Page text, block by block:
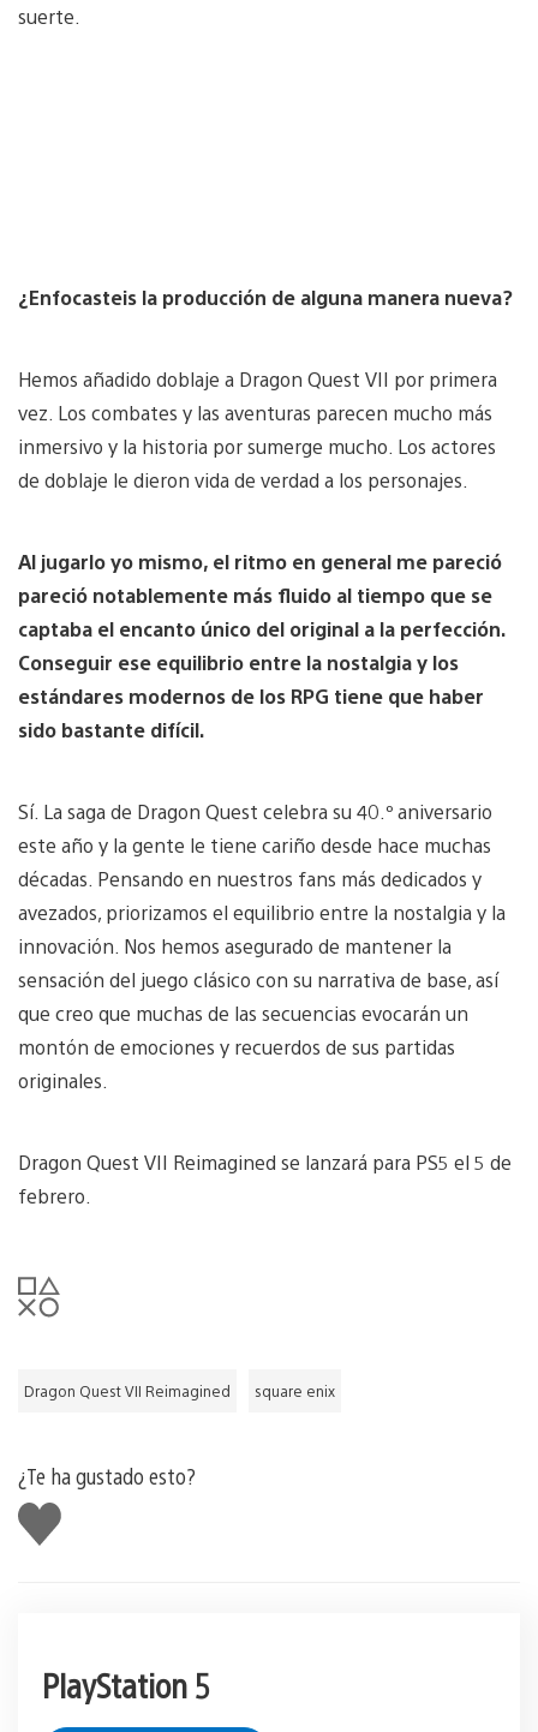
suerte.
¿Enfocasteis la producción de alguna manera nueva?
Hemos añadido doblaje a Dragon Quest VII por primera
vez. Los combates y las aventuras parecen mucho más
inmersivo y la historia por sumerge mucho. Los actores
de doblaje le dieron vida de verdad a los personajes.
Al jugarlo yo mismo, el ritmo en general me pareció
pareció notablemente más fluido al tiempo que se
captaba el encanto único del original a la perfección.
Conseguir ese equilibrio entre la nostalgia y los
estándares modernos de los RPG tiene que haber
sido bastante difícil.
Sí. La saga de Dragon Quest celebra su 40.º aniversario
este año y la gente le tiene cariño desde hace muchas
décadas. Pensando en nuestros fans más dedicados y
avezados, priorizamos el equilibrio entre la nostalgia y la
innovación. Nos hemos asegurado de mantener la
sensación del juego clásico con su narrativa de base, así
que creo que muchas de las secuencias evocarán un
montón de emociones y recuerdos de sus partidas
originales.
Dragon Quest VII Reimagined se lanzará para PS5 el 5 de
febrero.
Dragon Quest VII Reimagined square enix
¿Te ha gustado esto?
Me
gusta
esto
PlayStation 5